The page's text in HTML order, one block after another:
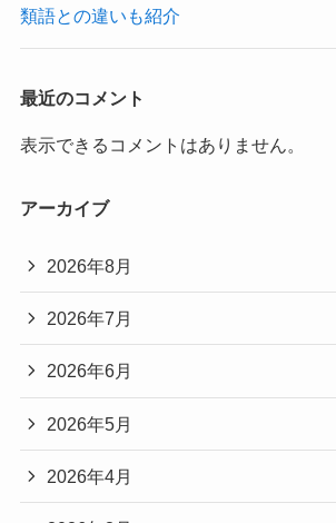
類語との違いも紹介
最近のコメント
表示できるコメントはありません。
アーカイブ
2026年8月
2026年7月
2026年6月
2026年5月
2026年4月